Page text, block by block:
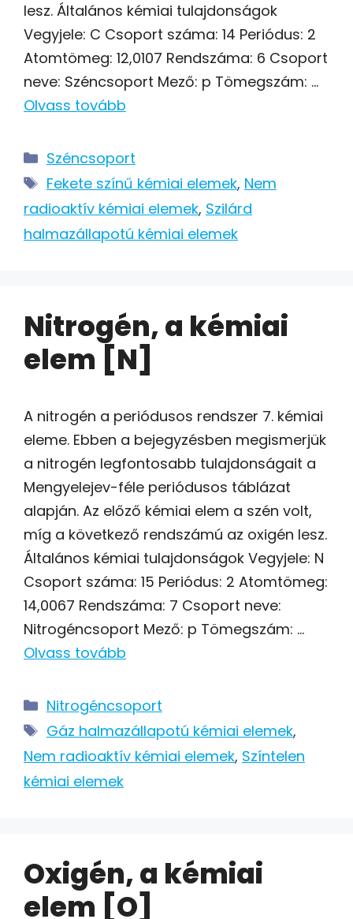
lesz. Általános kémiai tulajdonságok
Vegyjele: C Csoport száma: 14 Periódus: 2
Atomtömeg: 12,0107 Rendszáma: 6 Csoport
neve: Széncsoport Mező: p Tömegszám: …
Olvass tovább
Kategória
Széncsoport
Címkék
Fekete színű kémiai elemek, Nem
radioaktív kémiai elemek, Szilárd
halmazállapotú kémiai elemek
Nitrogén, a kémiai
elem [N]
A nitrogén a periódusos rendszer 7. kémiai
eleme. Ebben a bejegyzésben megismerjük
a nitrogén legfontosabb tulajdonságait a
Mengyelejev-féle periódusos táblázat
alapján. Az előző kémiai elem a szén volt,
míg a következő rendszámú az oxigén lesz.
Általános kémiai tulajdonságok Vegyjele: N
Csoport száma: 15 Periódus: 2 Atomtömeg:
14,0067 Rendszáma: 7 Csoport neve:
Nitrogéncsoport Mező: p Tömegszám: …
Olvass tovább
Kategória
Nitrogéncsoport
Címkék
Gáz halmazállapotú kémiai elemek,
Nem radioaktív kémiai elemek, Színtelen
kémiai elemek
Oxigén, a kémiai
elem [O]